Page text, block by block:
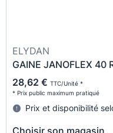
ELYDAN
GAINE JANOFLEX 40
28,62 € TTC/Unité *
* Prix public maximum pratiqué
Prix et disponibilité
Choisir son magasin